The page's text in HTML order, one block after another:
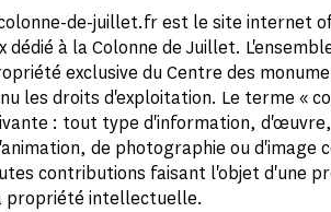
de-juillet.fr est le site internet
dédié à la Colonne de Juillet.
exclusive du Centre des
les droits d'exploitation. Le terme «
: tout type d'information,
de photographie ou d'image
contributions faisant l'objet d'une
propriété intellectuelle.